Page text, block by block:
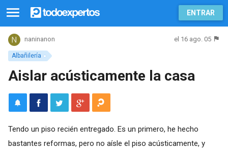
ENTRAR
Albañilería
naninanon el 16 ago. 05
Aislar acústicamente la casa
Tendo un piso recién entregado. Es un primero, he hecho
bastantes reformas, pero no aísle el piso acústicamente, y